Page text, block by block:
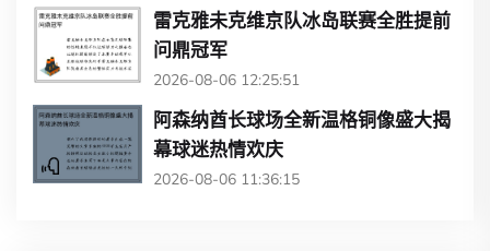
雷克雅未克维京队冰岛联赛全胜提前
问鼎冠军
2026-08-06 12:25:51
阿森纳酋长球场全新温格铜像盛大揭
幕球迷热情欢庆
2026-08-06 11:36:15